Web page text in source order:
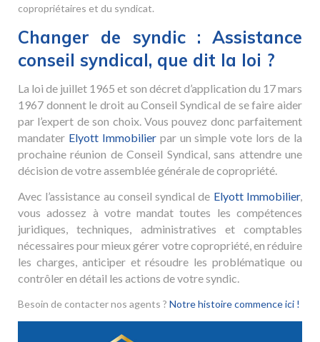
copropriétaires et du syndicat.
Changer de syndic : Assistance
conseil syndical, que dit la loi ?
La loi de juillet 1965 et son décret d’application du 17 mars
1967 donnent le droit au Conseil Syndical de se faire aider
par l’expert de son choix. Vous pouvez donc parfaitement
mandater Elyott Immobilierpar un simple vote lors de la
prochaine réunion de Conseil Syndical, sans attendre une
décision de votre assemblée générale de copropriété.
Avec l’assistance au conseil syndical de Elyott Immobilier,
vous adossez à votre mandat toutes les compétences
juridiques, techniques, administratives et comptables
nécessaires pour mieux gérer votre copropriété, en réduire
les charges, anticiper et résoudre les problématique ou
contrôler en détail les actions de votre syndic.
Besoin de contacter nos agents ? Notre histoire commence ici !